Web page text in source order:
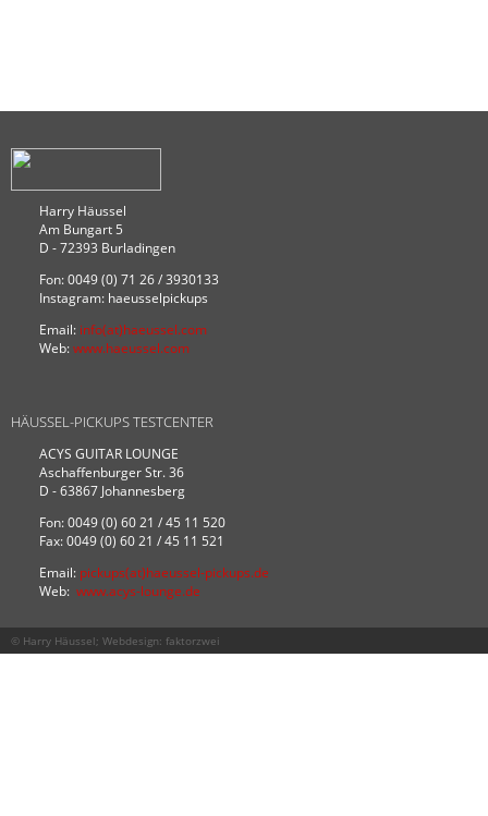
Harry Häussel
Am Bungart 5
D - 72393 Burladingen
Fon: 0049 (0) 71 26 / 3930133
Instagram: haeusselpickups
Email: info(at)haeussel.com
Web:www.haeussel.com
HÄUSSEL-PICKUPS TESTCENTER
ACYS GUITAR LOUNGE
Aschaffenburger Str. 36
D - 63867 Johannesberg
Fon: 0049 (0) 60 21 / 45 11 520
Fax: 0049 (0) 60 21 / 45 11 521
Email: pickups(at)haeussel-pickups.de
Web: www.acys-lounge.de
© Harry Häussel; Webdesign: faktorzwei